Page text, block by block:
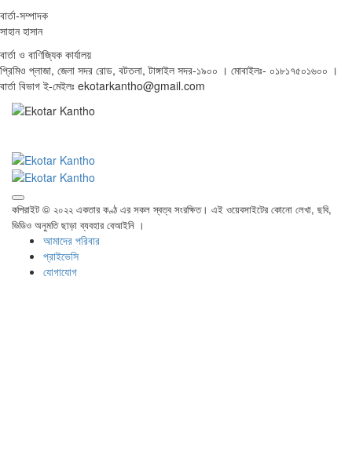
বার্তা-সম্পাদক
সাহান হাসান
বার্তা ও বাণিজ্যিক কার্যালয়
প্রিমিও প্লাজা, জেলা সদর রোড, বটতলা, টাঙ্গাইল সদর-১৯০০ । মোবাইলঃ- ০১৮১৭৫০১৬০০ ।
বার্তা বিভাগ ই-মেইলঃ ekotarkantho@gmail.com
কপিরাইট © ২০২২ একতার কণ্ঠ এর সকল স্বত্ব সংরক্ষিত। এই ওয়েবসাইটের কোনো লেখা, ছবি,
ভিডিও অনুমতি ছাড়া ব্যবহার বেআইনি ।
আমাদের পরিবার
প্রাইভেসি
যোগাযোগ